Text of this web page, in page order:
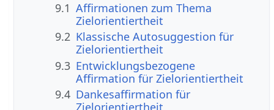
9.1 Affirmationen zum Thema
Zielorientiertheit
9.2 Klassische Autosuggestion für
Zielorientiertheit
9.3 Entwicklungsbezogene
Affirmation für Zielorientiertheit
9.4 Dankesaffirmation für